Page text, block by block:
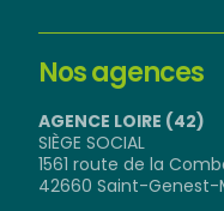
Nos agences
AGENCE LOIRE (42)
SIÈGE SOCIAL
1561 route de la
42660 Saint-Genest-